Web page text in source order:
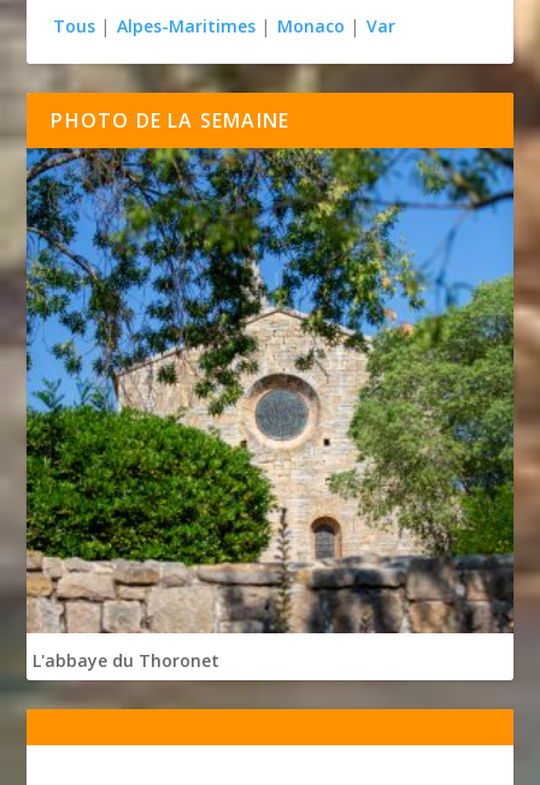
Tous | Alpes-Maritimes | Monaco | Var
PHOTO DE LA SEMAINE
L'abbaye du Thoronet